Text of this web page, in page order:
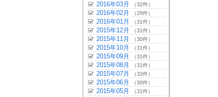
2016年03月 （32件）
2016年02月 （29件）
2016年01月 （31件）
2015年12月 （31件）
2015年11月 （30件）
2015年10月 （31件）
2015年09月 （31件）
2015年08月 （31件）
2015年07月 （33件）
2015年06月 （30件）
2015年05月 （31件）